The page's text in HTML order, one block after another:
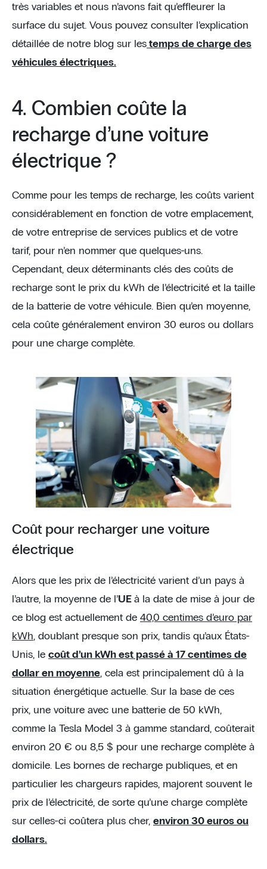
très variables et nous n’avons fait qu’effleurer la
surface du sujet. Vous pouvez consulter l’explication
détaillée de notre blog sur les temps de charge des
véhicules électriques.
4. Combien coûte la
recharge d’une voiture
électrique ?
Comme pour les temps de recharge, les coûts varient
considérablement en fonction de votre emplacement,
de votre entreprise de services publics et de votre
tarif, pour n’en nommer que quelques-uns.
Cependant, deux déterminants clés des coûts de
recharge sont le prix du kWh de l’électricité et la taille
de la batterie de votre véhicule. Bien qu’en moyenne,
cela coûte généralement environ 30 euros ou dollars
pour une charge complète.
Coût pour recharger une voiture
électrique
Alors que les prix de l’électricité varient d’un pays à
l’autre, la moyenne de l’UE à la date de mise à jour de
ce blog est actuellement de 40,0 centimes d’euro par
kWh, doublant presque son prix, tandis qu’aux États-
Unis, le coût d’un kWh est passé à 17 centimes de
dollar en moyenne, cela est principalement dû à la
situation énergétique actuelle. Sur la base de ces
prix, une voiture avec une batterie de 50 kWh,
comme la Tesla Model 3 à gamme standard, coûterait
environ 20 € ou 8,5 $ pour une recharge complète à
domicile. Les bornes de recharge publiques, et en
particulier les chargeurs rapides, majorent souvent le
prix de l’électricité, de sorte qu’une charge complète
sur celles-ci coûtera plus cher, environ 30 euros ou
dollars.